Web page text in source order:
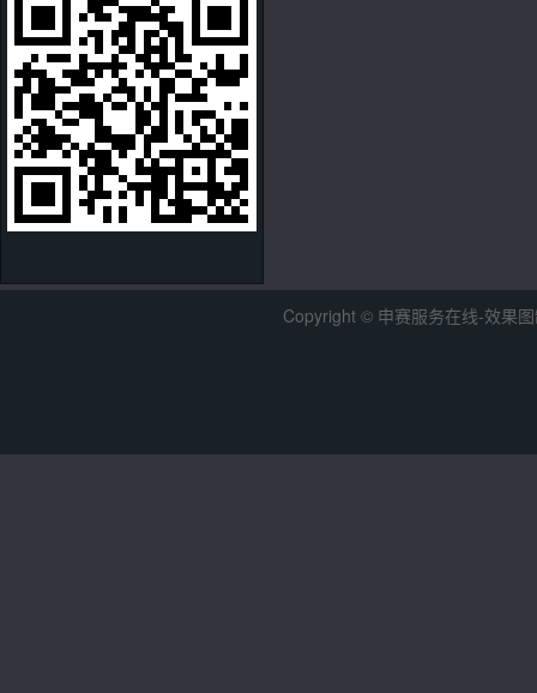
Copyright © 申赛服务在线-效果